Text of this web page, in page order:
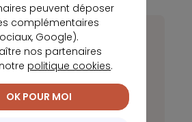
2024
2023
2020
AvrilMai JuinJuillet
Décembre
peuvent déposer
complémentaires
Google).
nos partenaires
politique cookies.
OK POUR MOI